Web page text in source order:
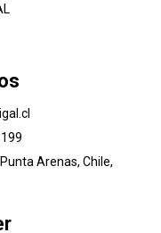
Arenas, Chile,